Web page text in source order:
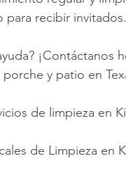
para recibir
¡Contáctanos
y patio en
de limpieza en
de Limpieza en